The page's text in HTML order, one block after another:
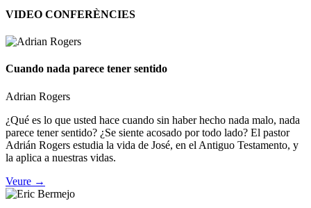
VIDEO CONFERÈNCIES
Cuando nada parece tener sentido
Adrian Rogers
¿Qué es lo que usted hace cuando sin haber hecho nada malo, nada
parece tener sentido? ¿Se siente acosado por todo lado? El pastor
Adrián Rogers estudia la vida de José, en el Antiguo Testamento, y
la aplica a nuestras vidas.
Veure →